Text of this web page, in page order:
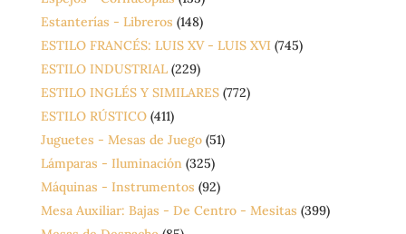
Estanterías - Libreros (148)
ESTILO FRANCÉS: LUIS XV - LUIS XVI (745)
ESTILO INDUSTRIAL (229)
ESTILO INGLÉS Y SIMILARES (772)
ESTILO RÚSTICO (411)
Juguetes - Mesas de Juego (51)
Lámparas - Iluminación (325)
Máquinas - Instrumentos (92)
Mesa Auxiliar: Bajas - De Centro - Mesitas (399)